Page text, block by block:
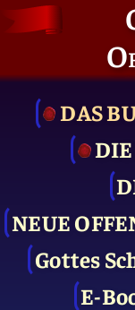
DAS
NEUE
Gottes
E-